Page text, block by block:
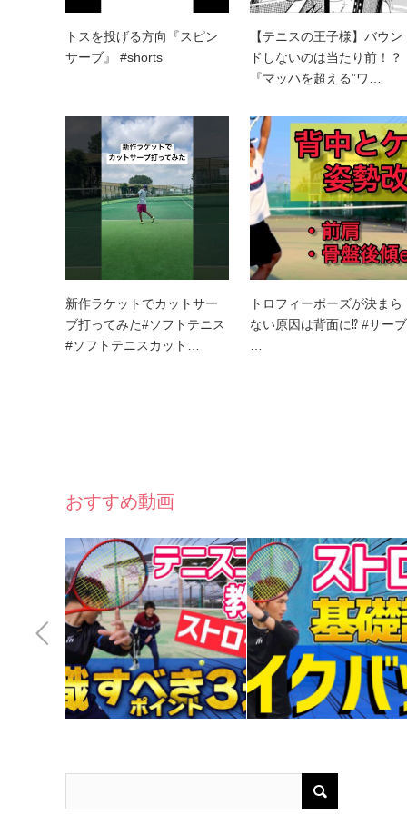
トスを投げる方向『スピン
サーブ』 #shorts
【テニスの王子様】バウン
ドしないのは当たり前！？
『マッハを超える”ワ…
新作ラケットでカットサー
ブ打ってみた#ソフトテニス
#ソフトテニスカット…
トロフィーポーズが決まら
ない原因は背面に⁉︎ #サーブ
おすすめ動画